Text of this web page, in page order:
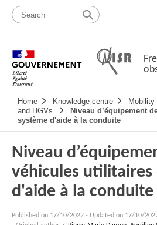
content
map
Navigation
principale
Home Knowledge centre Mobility
and HGVs.
Niveau d’équipement
système d'aide à la conduite
Niveau
véhicules utilitaires
d'aide à la conduite
Published on 17/10/2022 - Updated on 17/10/